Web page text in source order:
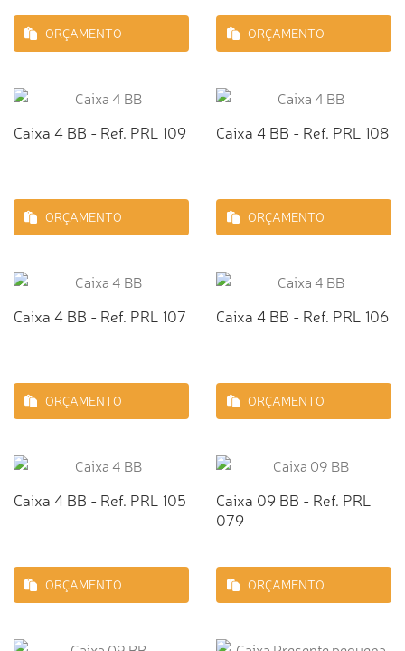
ORÇAMENTO ORÇAMENTO
Caixa 4 BB - Ref. PRL 109
ORÇAMENTO
Caixa 4 BB - Ref. PRL 108
ORÇAMENTO
Caixa 4 BB - Ref. PRL 107
ORÇAMENTO
Caixa 4 BB - Ref. PRL 106
ORÇAMENTO
Caixa 4 BB - Ref. PRL 105
ORÇAMENTO
Caixa 09 BB - Ref. PRL
079
ORÇAMENTO